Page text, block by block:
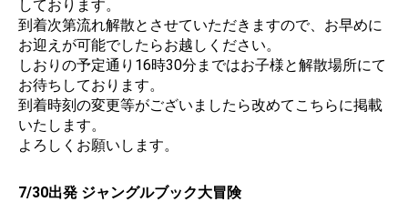
しております。
到着次第流れ解散とさせていただきますので、お早めに
お迎えが可能でしたらお越しください。
しおりの予定通り16時30分まではお子様と解散場所にて
お待ちしております。
到着時刻の変更等がございましたら改めてこちらに掲載
いたします。
よろしくお願いします。
7/30出発 ジャングルブック大冒険